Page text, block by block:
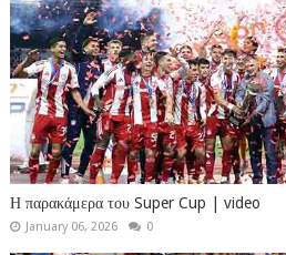
Η παρακάμερα του Super Cup | video
January 06, 2026 0